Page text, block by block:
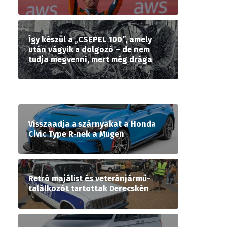
Így készül a „CSEPEL 100”, amely
után vágyik a dolgozó – de nem
tudja megvenni, mert még drága
Visszaadja a szárnyakat a Honda
Civic Type R-nek a Mugen
Retró majálist és veteránjármű-
találkozót tartottak Derecskén